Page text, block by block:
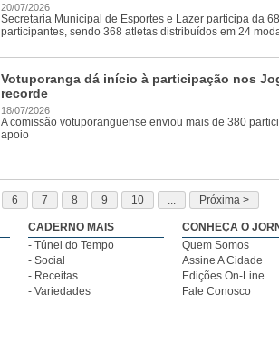
20/07/2026
Secretaria Municipal de Esportes e Lazer participa da
participantes, sendo 368 atletas distribuídos em 24
Votuporanga dá início à participação nos
recorde
18/07/2026
A comissão votuporanguense enviou mais de 380
apoio
6 7 8 9 10 ... Próxima >
CADERNO MAIS
- Túnel do Tempo
- Social
- Receitas
- Variedades
CONHEÇA O
Quem Somos
Assine A Cidade
Edições On-Line
Fale Conosco